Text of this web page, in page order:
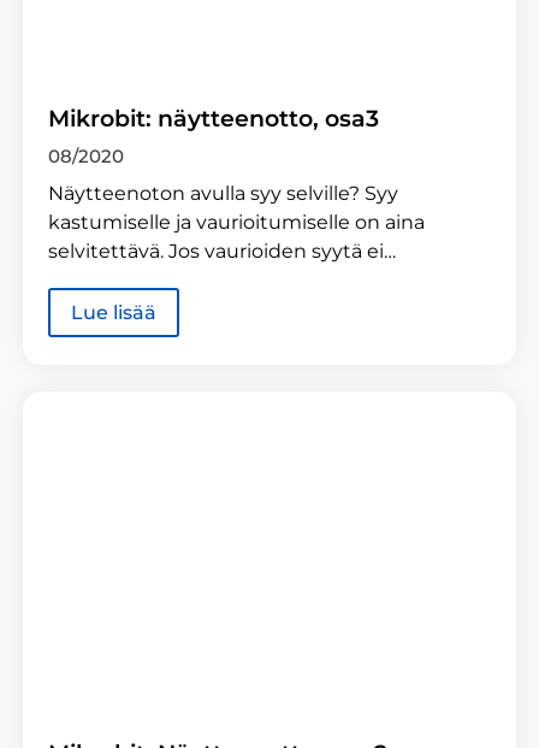
Mikrobit: näytteenotto, osa3
08/2020
Näytteenoton avulla syy selville? Syy
kastumiselle ja vaurioitumiselle on aina
selvitettävä. Jos vaurioiden syytä ei…
Lue lisää